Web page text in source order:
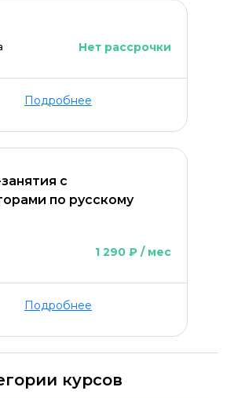
Нет рассрочки
Подробнее
с
по русскому
1 290 ₽ / мес
Подробнее
курсов